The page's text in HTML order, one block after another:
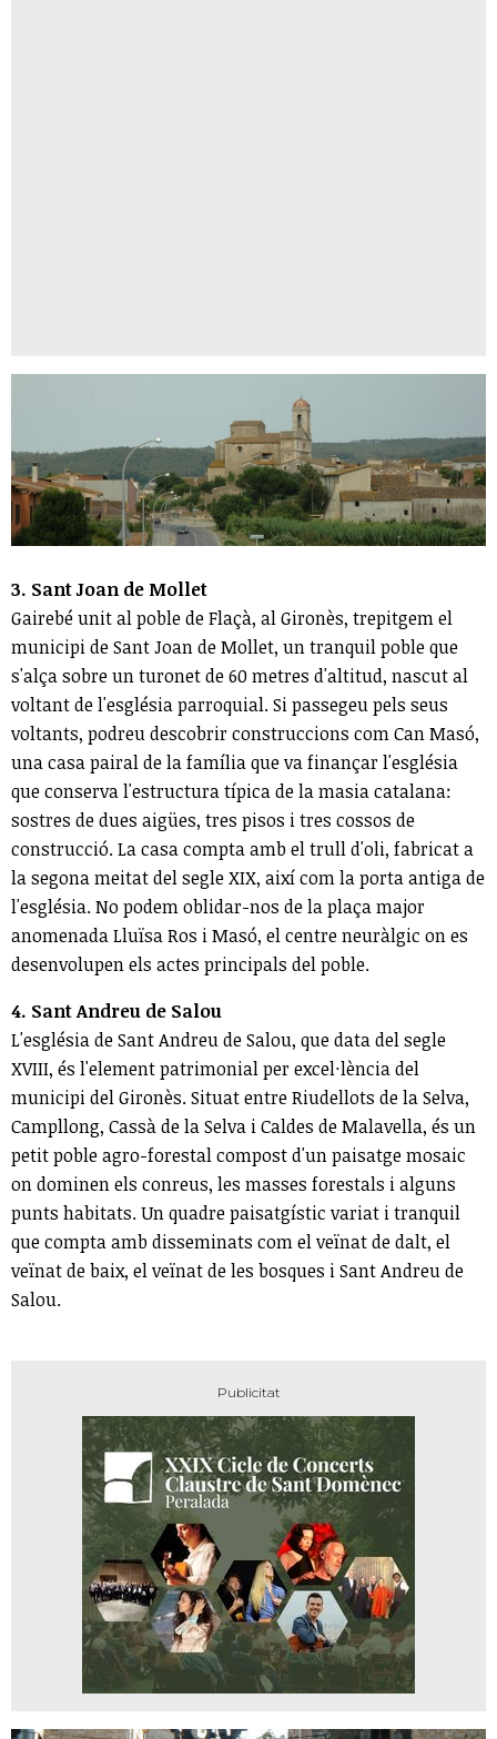
3. Sant Joan de Mollet
Gairebé unit al poble de Flaçà, al Gironès, trepitgem el
municipi de Sant Joan de Mollet, un tranquil poble que
s'alça sobre un turonet de 60 metres d'altitud, nascut al
voltant de l'església parroquial. Si passegeu pels seus
voltants, podreu descobrir construccions com Can Masó,
una casa pairal de la família que va finançar l'església
que conserva l'estructura típica de la masia catalana:
sostres de dues aigües, tres pisos i tres cossos de
construcció. La casa compta amb el trull d'oli, fabricat a
la segona meitat del segle XIX, així com la porta antiga de
l'església. No podem oblidar-nos de la plaça major
anomenada Lluïsa Ros i Masó, el centre neuràlgic on es
desenvolupen els actes principals del poble.
4. Sant Andreu de Salou
L'església de Sant Andreu de Salou, que data del segle
XVIII, és l'element patrimonial per excel·lència del
municipi del Gironès. Situat entre Riudellots de la Selva,
Campllong, Cassà de la Selva i Caldes de Malavella, és un
petit poble agro-forestal compost d'un paisatge mosaic
on dominen els conreus, les masses forestals i alguns
punts habitats. Un quadre paisatgístic variat i tranquil
que compta amb disseminats com el veïnat de dalt, el
veïnat de baix, el veïnat de les bosques i Sant Andreu de
Salou.